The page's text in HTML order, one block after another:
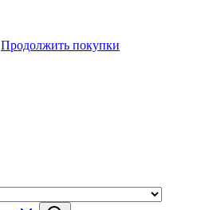
Продолжить покупки